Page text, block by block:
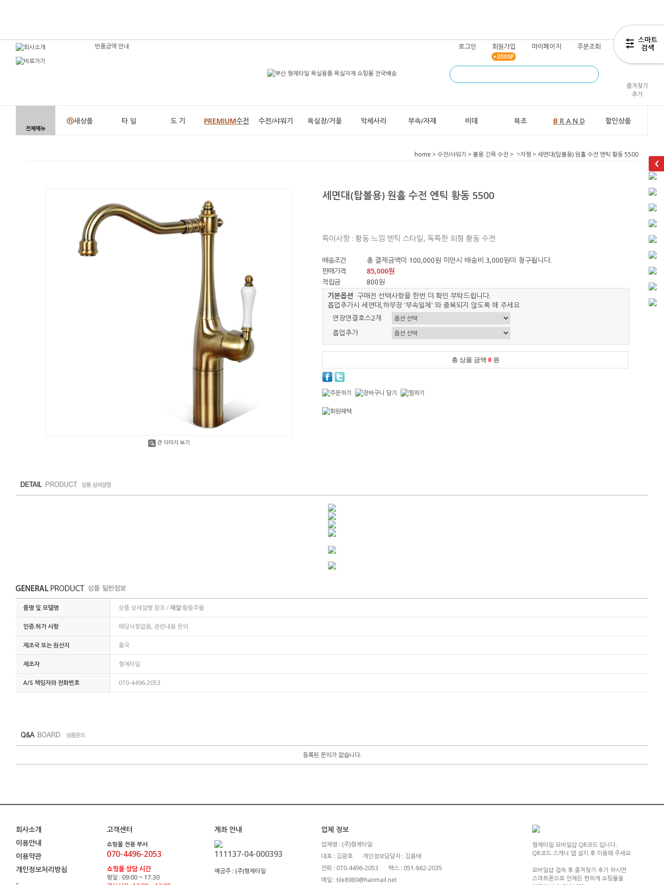
반품금액 안내 로그인 회원가입
+3000P
마이페이지 주문조회 장바구니
즐겨찾기
추가
전체메뉴
ⓝ새상품 타 일 도 기 PREMIUM수전 수전/샤워기 욕실장/거울 악세사리 부속/자재 비데 욕조 B R A N D 할인상품
home >수전/샤워기 >볼용 긴목 수전 > ㄱ자형 > 세면대(탑볼용) 원홀 수전 엔틱 황동 5500
큰 이미지 보기
세면대(탑볼용) 원홀 수전 엔틱 황동 5500
특이사항 : 황동 느낌 엔틱 스타일, 독특한 외형 황동 수전
배송조건
총 결제금액이 100,000원 미만시 배송비 3,000원이 청구됩니다.
판매가격
85,000원
적립금
800원
기본옵션 구매전 선택사항을 한번 더 확인 부탁드립니다.
폽업추가시 세면대,하부장 '부속일체' 와 중복되지 않도록 해 주세요
연장연결호스2개
폽업추가
총 상품 금액 0 원
품명 및 모델명 상품 상세설명 참조 /재질:황동주물
인증.허가 사항 해당사항없음, 관련내용 문의
제조국 또는 원산지 중국
제조자 형제타일
A/S 책임자와 전화번호 070-4496-2053
등록된 문의가 없습니다.
회사소개
이용안내
이용약관
개인정보처리방침
-
고객센터
쇼핑몰 전용 부서
070-4496-2053
쇼핑몰 상담 시간
평일 : 09:00 ~ 17:30
계좌 안내
111137-04-000393
예금주 : (주)형제타일
업체 정보
업체명 : (주)형제타일
대표 : 김광호
개인정보담당자 : 김용태
전화 : 070-4496-2053
팩스 : 051-862-2035
메일 : tile8989@hanmail.net
형제타일 모바일샵 QR코드 입니다.
QR코드 스캐너 앱 설치 후 이용해 주세요
모바일샵 접속 후 즐겨찾기 추가 하시면
스마트폰으로 언제든 편하게 쇼핑몰을